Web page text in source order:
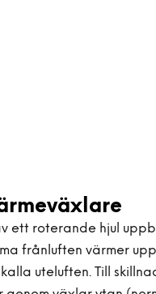
ett roterande hjul
frånluften värmer
uteluften. Till